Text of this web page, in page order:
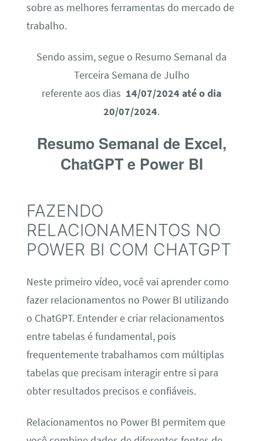
sobre as melhores ferramentas do mercado de
trabalho.
Sendo assim, segue o Resumo Semanal da
Terceira Semana de Julho
referente aos dias 14/07/2024 até o dia
20/07/2024.
Resumo Semanal de Excel,
ChatGPT e Power BI
FAZENDO
RELACIONAMENTOS NO
POWER BI COM CHATGPT
Neste primeiro vídeo, você vai aprender como
fazer relacionamentos no Power BI utilizando
o ChatGPT. Entender e criar relacionamentos
entre tabelas é fundamental, pois
frequentemente trabalhamos com múltiplas
tabelas que precisam interagir entre si para
obter resultados precisos e confiáveis.
Relacionamentos no Power BI permitem que